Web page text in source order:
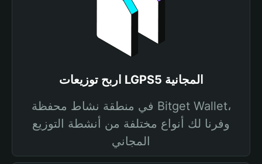
اربح توزيعات LGPS5 المجانية
في منطقة نشاط محفظة Bitget Wallet،
وفرنا لك أنواع مختلفة من أنشطة التوزيع
المجاني